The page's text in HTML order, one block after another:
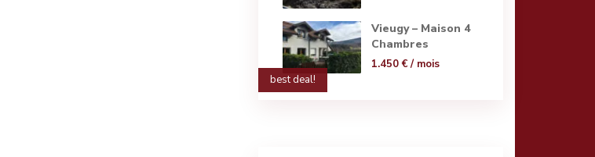
Vieugy – Maison 4
Chambres
1.450 €/ mois
best deal!